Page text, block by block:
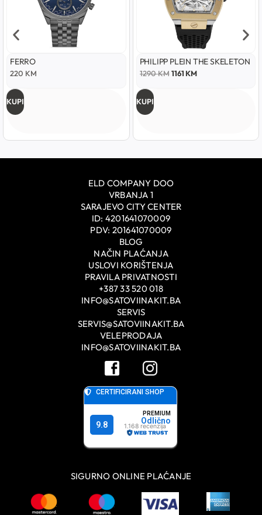
FERRO
220 KM
KUPI
PHILIPP PLEIN THE SKELETON
1290KM 1161KM
KUPI
ELD COMPANY DOO
VRBANJA 1
SARAJEVO CITY CENTER
ID: 4201641070009
PDV: 201641070009
BLOG
NAČIN PLAĆANJA
USLOVI KORIŠTENJA
PRAVILA PRIVATNOSTI
+387 33 520 018
INFO@SATOVIINAKIT.BA
SERVIS
SERVIS@SATOVIINAKIT.BA
VELEPRODAJA
INFO@SATOVIINAKIT.BA
SIGURNO ONLINE PLAĆANJE